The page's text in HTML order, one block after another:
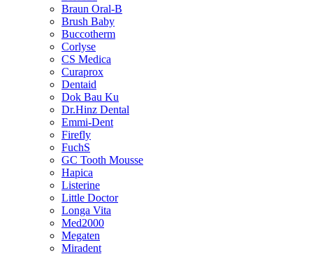
Braun Oral-B
Brush Baby
Buccotherm
Corlyse
CS Medica
Curaprox
Dentaid
Dok Bau Ku
Dr.Hinz Dental
Emmi-Dent
Firefly
FuchS
GC Tooth Mousse
Hapica
Listerine
Little Doctor
Longa Vita
Med2000
Megaten
Miradent